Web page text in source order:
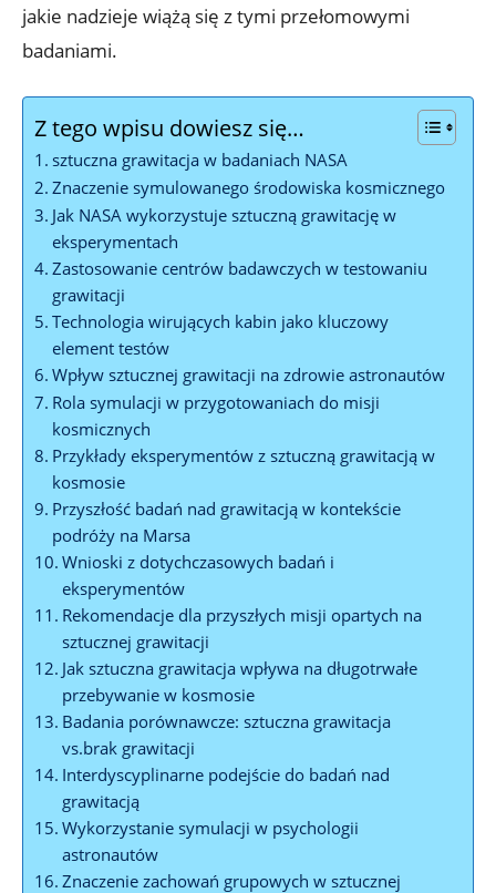
jakie ⁤nadzieje wiążą⁢ się ‌z tymi przełomowymi
badaniami.
Z tego wpisu dowiesz się…
sztuczna grawitacja w⁤ badaniach NASA
Znaczenie symulowanego środowiska kosmicznego
Jak NASA wykorzystuje ‌sztuczną ⁣grawitację w⁢
eksperymentach
Zastosowanie centrów badawczych w testowaniu‍
grawitacji
Technologia wirujących kabin jako kluczowy
element testów
Wpływ sztucznej grawitacji na zdrowie astronautów
Rola symulacji w przygotowaniach do misji
kosmicznych
Przykłady eksperymentów z sztuczną grawitacją‌ w
kosmosie
Przyszłość badań ‍nad grawitacją⁢ w kontekście
⁤podróży​ na Marsa
Wnioski​ z ⁣dotychczasowych ⁤badań i
eksperymentów
Rekomendacje‌ dla przyszłych misji opartych⁣ na
sztucznej grawitacji
Jak sztuczna grawitacja wpływa na długotrwałe
przebywanie w kosmosie
Badania porównawcze: sztuczna grawitacja
vs.brak grawitacji
Interdyscyplinarne ‌podejście do badań nad
grawitacją
Wykorzystanie symulacji w psychologii
astronautów
Znaczenie⁢ zachowań grupowych⁢ w‍ sztucznej